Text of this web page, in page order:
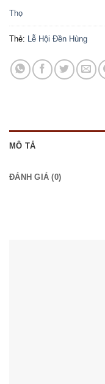
Thọ
Thẻ: Lễ Hội Đền Hùng
MÔ TẢ
ĐÁNH GIÁ (0)